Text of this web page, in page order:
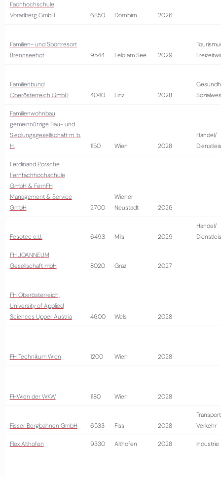
Fachhochschule
Vorarlberg GmbH
6850 Dornbirn 2026
Familien- und Sportresort
Brennseehof
9544 Feld am See 2029
Familienbund
Oberösterreich GmbH
4040 Linz 2028
Familienwohnbau
gemeinnützige Bau- und
Siedlungsgesellschaft m. b.
H.
1150 Wien 2028
Handel/
Ferdinand Porsche
Fernfachhochschule
GmbH & FernFH
Management & Service
GmbH
2700
Wiener
Neustadt
2026
Fesotec e.U. 6493 Mils 2029
Handel/
FH JOANNEUM
Gesellschaft mbH
8020 Graz 2027
FH Oberösterreich,
University of Applied
Sciences Upper Austria
4600 Wels 2028
FH Technikum Wien 1200 Wien 2028
FHWien der WKW 1180 Wien 2028
Fisser Bergbahnen GmbH 6533 Fiss 2028
Verkehr
Flex Althofen 9330 Althofen 2028 Industrie